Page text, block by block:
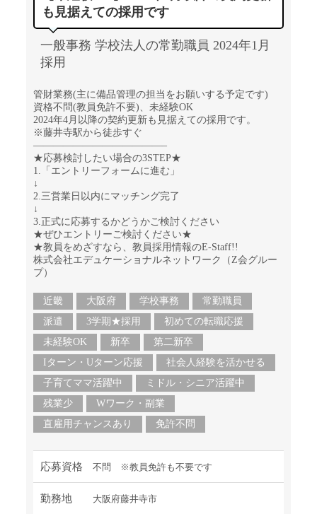
も見据えての採用です
一般事務 学校法人の常勤職員 2024年1月
採用
管財業務(主に備品管理の担当をお願いする予定です)
資格不問(教員免許不要)、未経験OK
2024年4月以降の契約更新も見据えての採用です。
※藤井寺駅から徒歩すぐ
—————————————–
★応募検討したい場合の3STEP★
1.「エントリーフォームに進む」
↓
2.三営業日以内にマッチング完了
↓
3.正式に応募するかどうかご検討ください
★ぜひエントリーご検討ください★
★教員をめざすなら、教員採用情報のE-Staff!!
株式会社エデュケーショナルネットワーク（Z会グルー
プ）
近畿 大阪府 学校事務
常勤職員
派遣
3学期★採用
初めての転職応援
未経験OK
新卒
第二新卒
Iターン・Uターン応援
社会人経験を活かせる
子育てママ活躍中
ミドル・シニア活躍中
残業少
Wワーク・副業
直雇用チャンスあり
免許不問
応募資格 不問 ※教員免許も不要です
勤務地 大阪府藤井寺市